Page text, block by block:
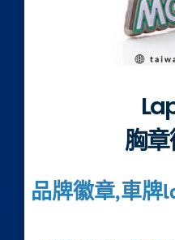
胸
品牌徽章,車牌